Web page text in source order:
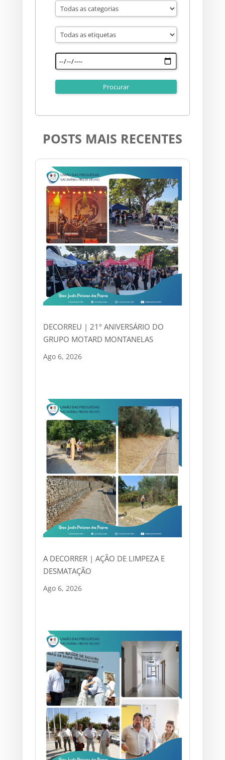
POSTS MAIS RECENTES
DECORREU | 21º ANIVERSÁRIO DO
GRUPO MOTARD MONTANELAS
Ago 6, 2026
A DECORRER | AÇÃO DE LIMPEZA E
DESMATAÇÃO
Ago 6, 2026